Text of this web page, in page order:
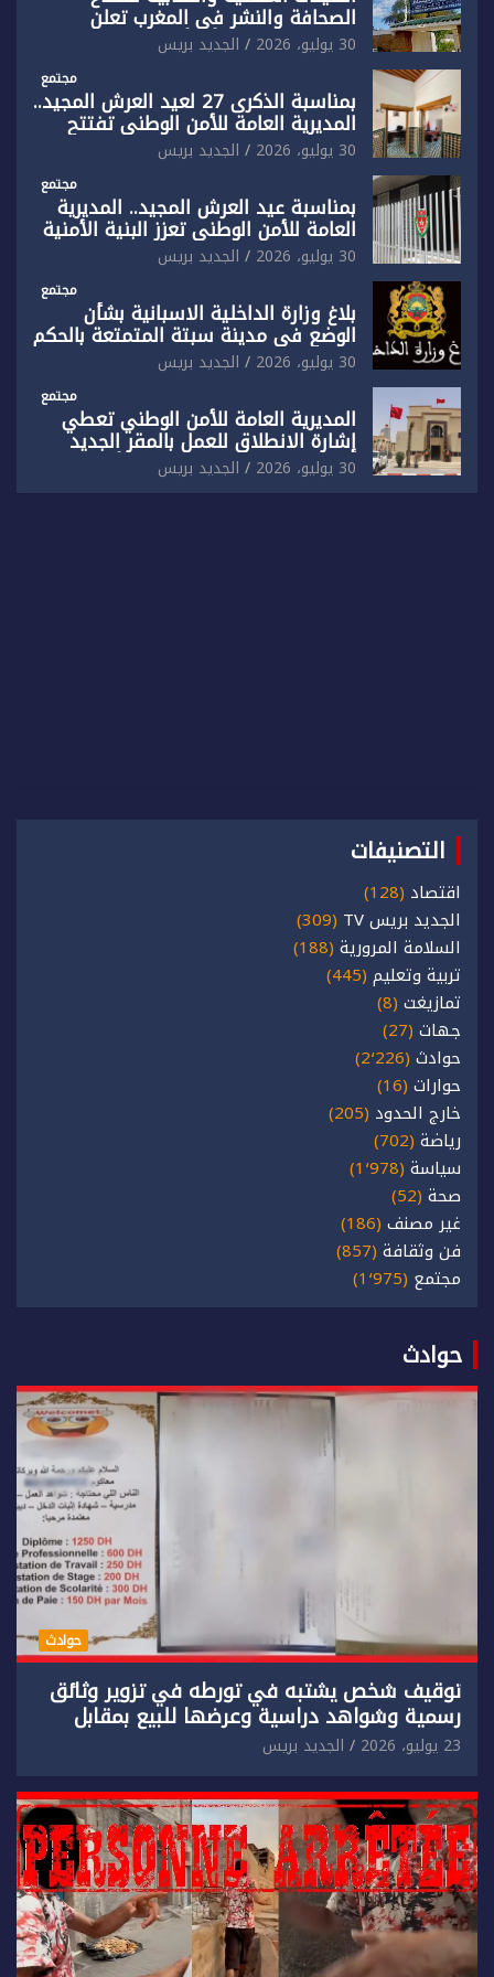
الصحافة والنشر في المغرب تعلن
رفضها القاطع لـ”أي أجندة انتخابية
مُعدة على مقاس سياسي ومصلحي
ضيق”
30 يوليو، 2026 الجديد بريس
مجتمع
بمناسبة الذكرى 27 لعيد العرش المجيد..
المديرية العامة للأمن الوطني تفتتح
المقر الجديد لفرقة الشرطة السياحية
بفاس
30 يوليو، 2026 الجديد بريس
مجتمع
بمناسبة عيد العرش المجيد.. المديرية
العامة للأمن الوطني تعزز البنية الأمنية
بالناظور بإحداث فرقتين جديدتين
30 يوليو، 2026 الجديد بريس
مجتمع
بلاغ وزارة الداخلية الاسبانية بشأن
الوضع في مدينة سبتة المتمتعة بالحكم
الذاتي
30 يوليو، 2026 الجديد بريس
مجتمع
المديرية العامة للأمن الوطني تعطي
إشارة الانطلاق للعمل بالمقر الجديد
للدائرة الثالثة للشرطة بولاية أمن العيون
30 يوليو، 2026 الجديد بريس
التصنيفات
اقتصاد (128)
الجديد بريس TV
(309)
السلامة المرورية (188)
تربية وتعليم (445)
تمازيغت (8)
جهات (27)
حوادث (2٬226)
حوارات (16)
خارج الحدود (205)
رياضة (702)
سياسة (1٬978)
صحة (52)
غير مصنف (186)
فن وثقافة (857)
مجتمع (1٬975)
حوادث
حوادث
توقيف شخص يشتبه في تورطه في تزوير وثائق
رسمية وشواهد دراسية وعرضها للبيع بمقابل
مادي.
23 يوليو، 2026 الجديد بريس